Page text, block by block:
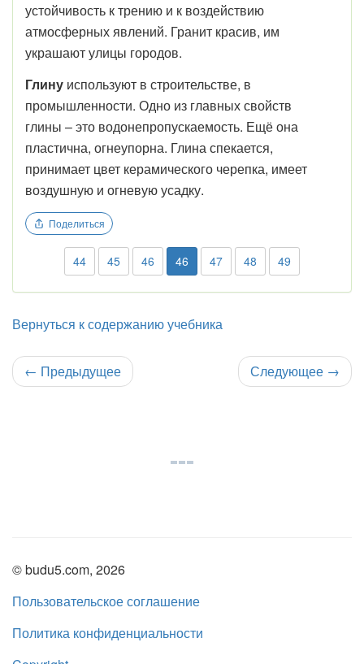
устойчивость к трению и к воздействию
атмосферных явлений. Гранит красив, им
украшают улицы городов.
Глину используют в строительстве, в
промышленности. Одно из главных свойств
глины – это водонепропускаемость. Ещё она
пластична, огнеупорна. Глина спекается,
принимает цвет керамического черепка, имеет
воздушную и огневую усадку.
Поделиться
44 45 46 46 47 48 49
Вернуться к содержанию учебника
← Предыдущее Следующее →
© budu5.com, 2026
Пользовательское соглашение
Политика конфиденциальности